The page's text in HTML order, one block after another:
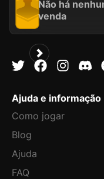
Não há
venda
Ajuda e informação
Como jogar
Blog
Ajuda
FAQ